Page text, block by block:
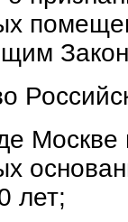
Москве
лет;